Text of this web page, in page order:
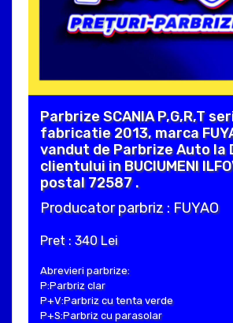
Parbrize SCANIA P,G,R,T
fabricatie 2013, marca
vandut de Parbrize Auto la
clientului in BUCIUMENI
postal 72587 .
Producator parbriz : FUYAO
Pret : 340 Lei
Abrevieri parbrize:
P:Parbriz clar
P+V:Parbriz cu tenta verde
P+S:Parbriz cu parasolar